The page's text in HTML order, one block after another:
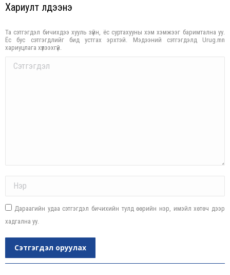
Хариулт үлдээнэ үү
Та сэтгэгдэл бичихдээ хууль зүйн, ёс суртахууны хэм хэмжээг баримтална уу.
Ёс бус сэтгэгдлийг бид устгах эрхтэй. Мэдээний сэтгэгдэлд Urug.mn
хариуцлага хүлээхгүй.
Comment
Дараагийн удаа сэтгэгдэл бичихийн тулд өөрийн нэр, имэйл хөтөч дээр
хадгална уу.
Сэтгэгдэл оруулах